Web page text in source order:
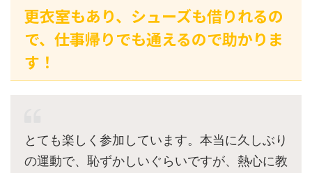
更衣室もあり、シューズも借りれるの
で、仕事帰りでも通えるので助かりま
す！
とても楽しく参加しています。本当に久しぶり
の運動で、恥ずかしいぐらいですが、熱心に教